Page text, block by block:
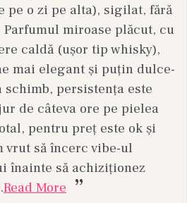
pe o zi pe alta), sigilat, fără
Parfumul miroase plăcut, cu
caldă (ușor tip whisky),
mai elegant și puțin dulce-
schimb, persistența este
de câteva ore pe pielea
pentru preț este ok și
vrut să încerc vibe-ul
înainte să achiziționez
Read More